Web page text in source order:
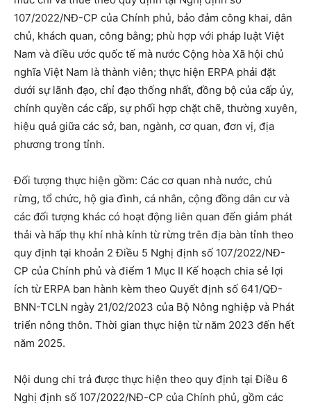
107/2022/NĐ-CP của Chính phủ, bảo đảm công khai, dân
chủ, khách quan, công bằng; phù hợp với pháp luật Việt
Nam và điều ước quốc tế mà nước Cộng hòa Xã hội chủ
nghĩa Việt Nam là thành viên; thực hiện ERPA phải đặt
dưới sự lãnh đạo, chỉ đạo thống nhất, đồng bộ của cấp ủy,
chính quyền các cấp, sự phối hợp chặt chẽ, thường xuyên,
hiệu quả giữa các sở, ban, ngành, cơ quan, đơn vị, địa
phương trong tỉnh.
Đối tượng thực hiện gồm: Các cơ quan nhà nước, chủ
rừng, tổ chức, hộ gia đình, cá nhân, cộng đồng dân cư và
các đối tượng khác có hoạt động liên quan đến giảm phát
thải và hấp thụ khí nhà kính từ rừng trên địa bàn tỉnh theo
quy định tại khoản 2 Điều 5 Nghị định số 107/2022/NĐ-
CP của Chính phủ và điểm 1 Mục II Kế hoạch chia sẻ lợi
ích từ ERPA ban hành kèm theo Quyết định số 641/QĐ-
BNN-TCLN ngày 21/02/2023 của Bộ Nông nghiệp và Phát
triển nông thôn. Thời gian thực hiện từ năm 2023 đến hết
năm 2025.
Nội dung chi trả được thực hiện theo quy định tại Điều 6
Nghị định số 107/2022/NĐ-CP của Chính phủ, gồm các